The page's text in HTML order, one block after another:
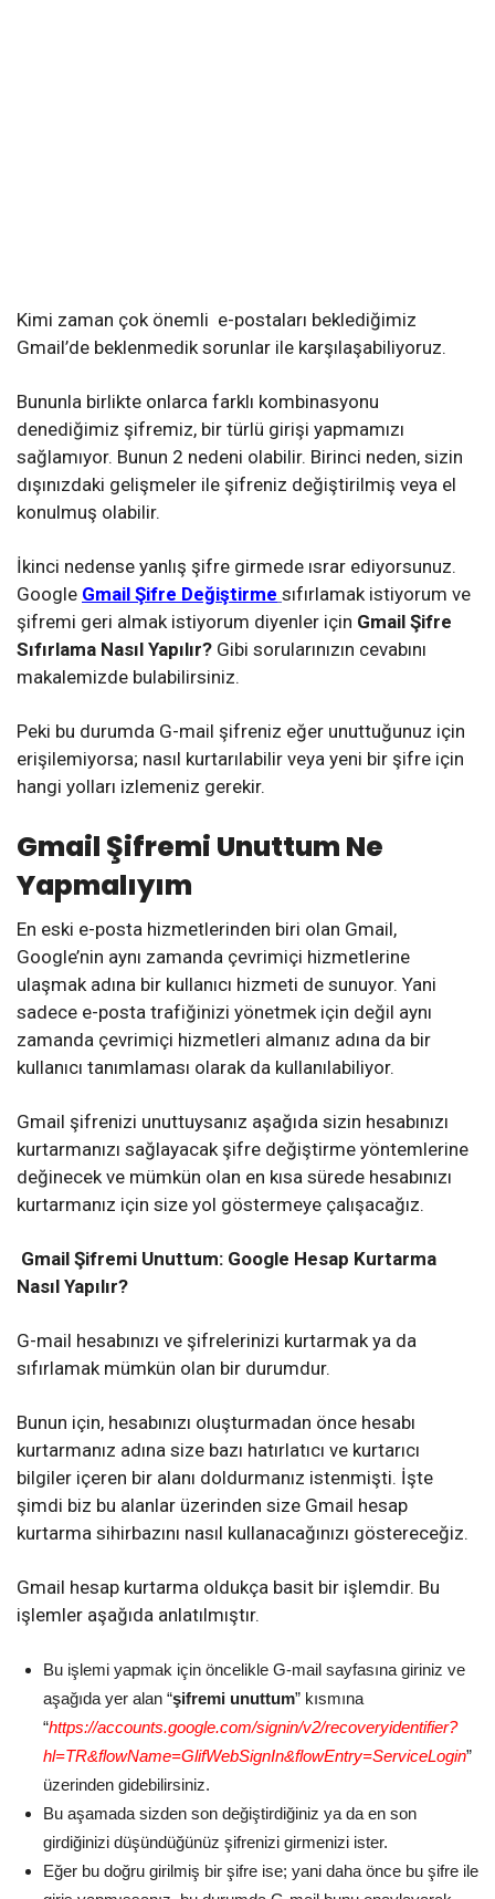
Kimi zaman çok önemli e-postaları beklediğimiz
Gmail’de beklenmedik sorunlar ile karşılaşabiliyoruz.
Bununla birlikte onlarca farklı kombinasyonu
denediğimiz şifremiz, bir türlü girişi yapmamızı
sağlamıyor. Bunun 2 nedeni olabilir. Birinci neden, sizin
dışınızdaki gelişmeler ile şifreniz değiştirilmiş veya el
konulmuş olabilir.
İkinci nedense yanlış şifre girmede ısrar ediyorsunuz.
Google Gmail Şifre Değiştirme sıfırlamak istiyorum ve
şifremi geri almak istiyorum diyenler için Gmail Şifre
Sıfırlama Nasıl Yapılır? Gibi sorularınızın cevabını
makalemizde bulabilirsiniz.
Peki bu durumda G-mail şifreniz eğer unuttuğunuz için
erişilemiyorsa; nasıl kurtarılabilir veya yeni bir şifre için
hangi yolları izlemeniz gerekir.
Gmail Şifremi Unuttum Ne
Yapmalıyım
En eski e-posta hizmetlerinden biri olan Gmail,
Google’nin aynı zamanda çevrimiçi hizmetlerine
ulaşmak adına bir kullanıcı hizmeti de sunuyor. Yani
sadece e-posta trafiğinizi yönetmek için değil aynı
zamanda çevrimiçi hizmetleri almanız adına da bir
kullanıcı tanımlaması olarak da kullanılabiliyor.
Gmail şifrenizi unuttuysanız aşağıda sizin hesabınızı
kurtarmanızı sağlayacak şifre değiştirme yöntemlerine
değinecek ve mümkün olan en kısa sürede hesabınızı
kurtarmanız için size yol göstermeye çalışacağız.
Gmail Şifremi Unuttum: Google Hesap Kurtarma
Nasıl Yapılır?
G-mail hesabınızı ve şifrelerinizi kurtarmak ya da
sıfırlamak mümkün olan bir durumdur.
Bunun için, hesabınızı oluşturmadan önce hesabı
kurtarmanız adına size bazı hatırlatıcı ve kurtarıcı
bilgiler içeren bir alanı doldurmanız istenmişti. İşte
şimdi biz bu alanlar üzerinden size Gmail hesap
kurtarma sihirbazını nasıl kullanacağınızı göstereceğiz.
Gmail hesap kurtarma oldukça basit bir işlemdir. Bu
işlemler aşağıda anlatılmıştır.
Bu işlemi yapmak için öncelikle G-mail sayfasına giriniz ve
aşağıda yer alan “şifremi unuttum” kısmına
“https://accounts.google.com/signin/v2/recoveryidentifier?
hl=TR&flowName=GlifWebSignIn&flowEntry=ServiceLogin”
üzerinden gidebilirsiniz.
Bu aşamada sizden son değiştirdiğiniz ya da en son
girdiğinizi düşündüğünüz şifrenizi girmenizi ister.
Eğer bu doğru girilmiş bir şifre ise; yani daha önce bu şifre ile